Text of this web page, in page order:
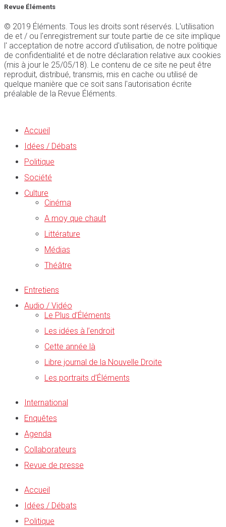
Revue Éléments
© 2019 Éléments. Tous les droits sont réservés. L'utilisation
de et / ou l'enregistrement sur toute partie de ce site implique
l' acceptation de notre accord d'utilisation, de notre politique
de confidentialité et de notre déclaration relative aux cookies
(mis à jour le 25/05/18). Le contenu de ce site ne peut être
reproduit, distribué, transmis, mis en cache ou utilisé de
quelque manière que ce soit sans l'autorisation écrite
préalable de la Revue Éléments.
Accueil
Idées / Débats
Politique
Société
Culture
Cinéma
A moy que chault
Littérature
Médias
Théâtre
Entretiens
Audio / Vidéo
Le Plus d’Éléments
Les idées à l’endroit
Cette année là
Libre journal de la Nouvelle Droite
Les portraits d’Éléments
International
Enquêtes
Agenda
Collaborateurs
Revue de presse
Accueil
Idées / Débats
Politique